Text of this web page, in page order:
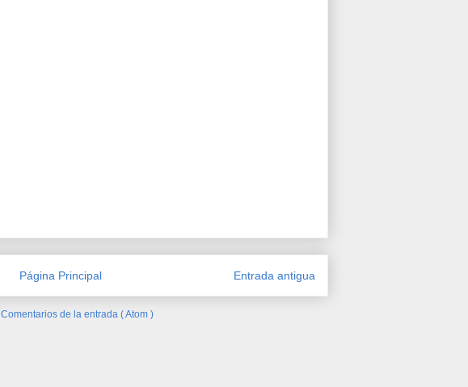
Entrada antigua
Página Principal
Comentarios de la entrada ( Atom )